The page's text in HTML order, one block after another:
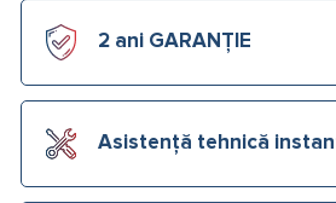
2 ani GARANȚIE
Asistență tehnică